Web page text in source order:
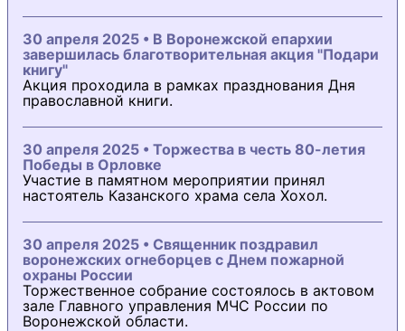
30 апреля 2025 • В Воронежской епархии
завершилась благотворительная акция "Подари
книгу"
Акция проходила в рамках празднования Дня
православной книги.
30 апреля 2025 • Торжества в честь 80-летия
Победы в Орловке
Участие в памятном мероприятии принял
настоятель Казанского храма села Хохол.
30 апреля 2025 • Священник поздравил
воронежских огнеборцев с Днем пожарной
охраны России
Торжественное собрание состоялось в актовом
зале Главного управления МЧС России по
Воронежской области.